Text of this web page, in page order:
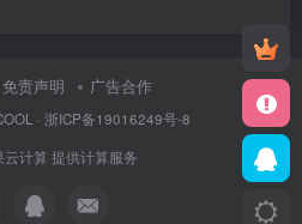
免责声明 广告合作
· 浙ICP备19016249号-8
云计算 提供计算服务